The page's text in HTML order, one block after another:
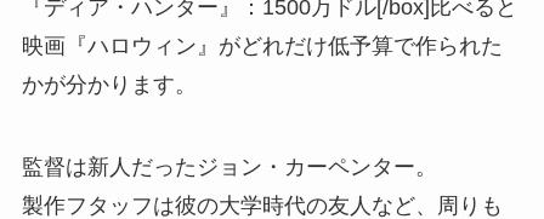
『ディア・ハンター』：1500万ドル[/box]比べると
映画『ハロウィン』がどれだけ低予算で作られた
かが分かります。
監督は新人だったジョン・カーペンター。
製作フタッフは彼の大学時代の友人など、周りも